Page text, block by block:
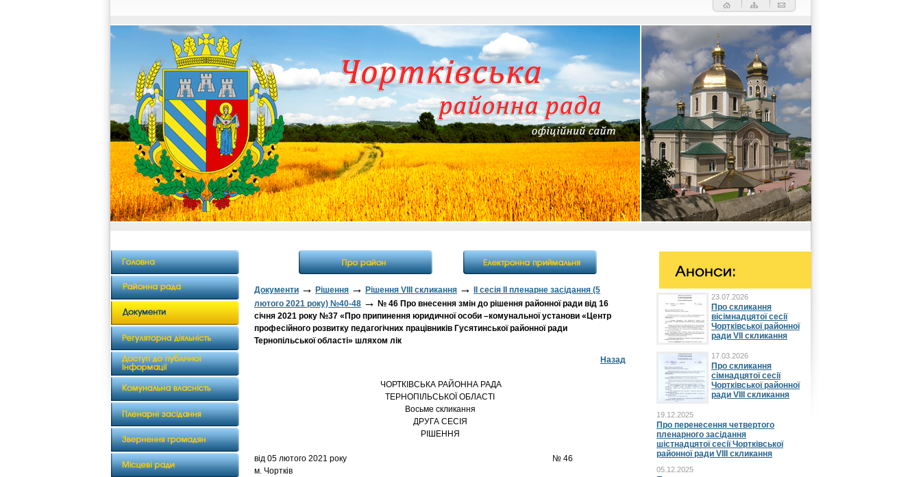
Документи → Рішення → Рішення VІІІ скликання →
II cесія ІІ пленарне засідання (5
лютого 2021 року) №40-48 → № 46 Про внесення змін до рішення районної ради від 16
січня 2021 року №37 «Про припинення юридичної особи –комунальної установи «Центр
професійного розвитку педагогічних працівників Гусятинської районної ради
Тернопільської області» шляхом лік
Назад
ЧОРТКІВСЬКА РАЙОННА РАДА
ТЕРНОПІЛЬСЬКОЇ ОБЛАСТІ
Восьме скликання
ДРУГА СЕСІЯ
РІШЕННЯ
від 05 лютого 2021 року № 46
м. Чортків
23.07.2026
Про скликання
вісімнадцятої сесії
Чортківської районної
ради VII скликання
17.03.2026
Про скликання
сімнадцятої сесії
Чортківської районної
ради VIII скликання
19.12.2025
Про перенесення четвертого
пленарного засідання
шістнадцятої сесії Чортківської
районної ради VIII скликання
05.12.2025